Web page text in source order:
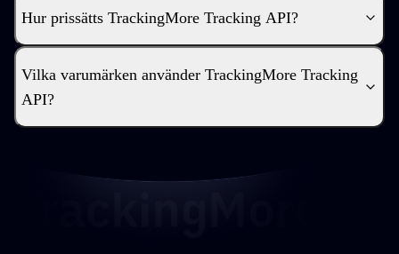
Hur prissätts TrackingMore Tracking API?
Vilka varumärken använder TrackingMore Tracking
API?